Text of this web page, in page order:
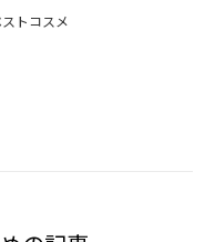
トコスメ